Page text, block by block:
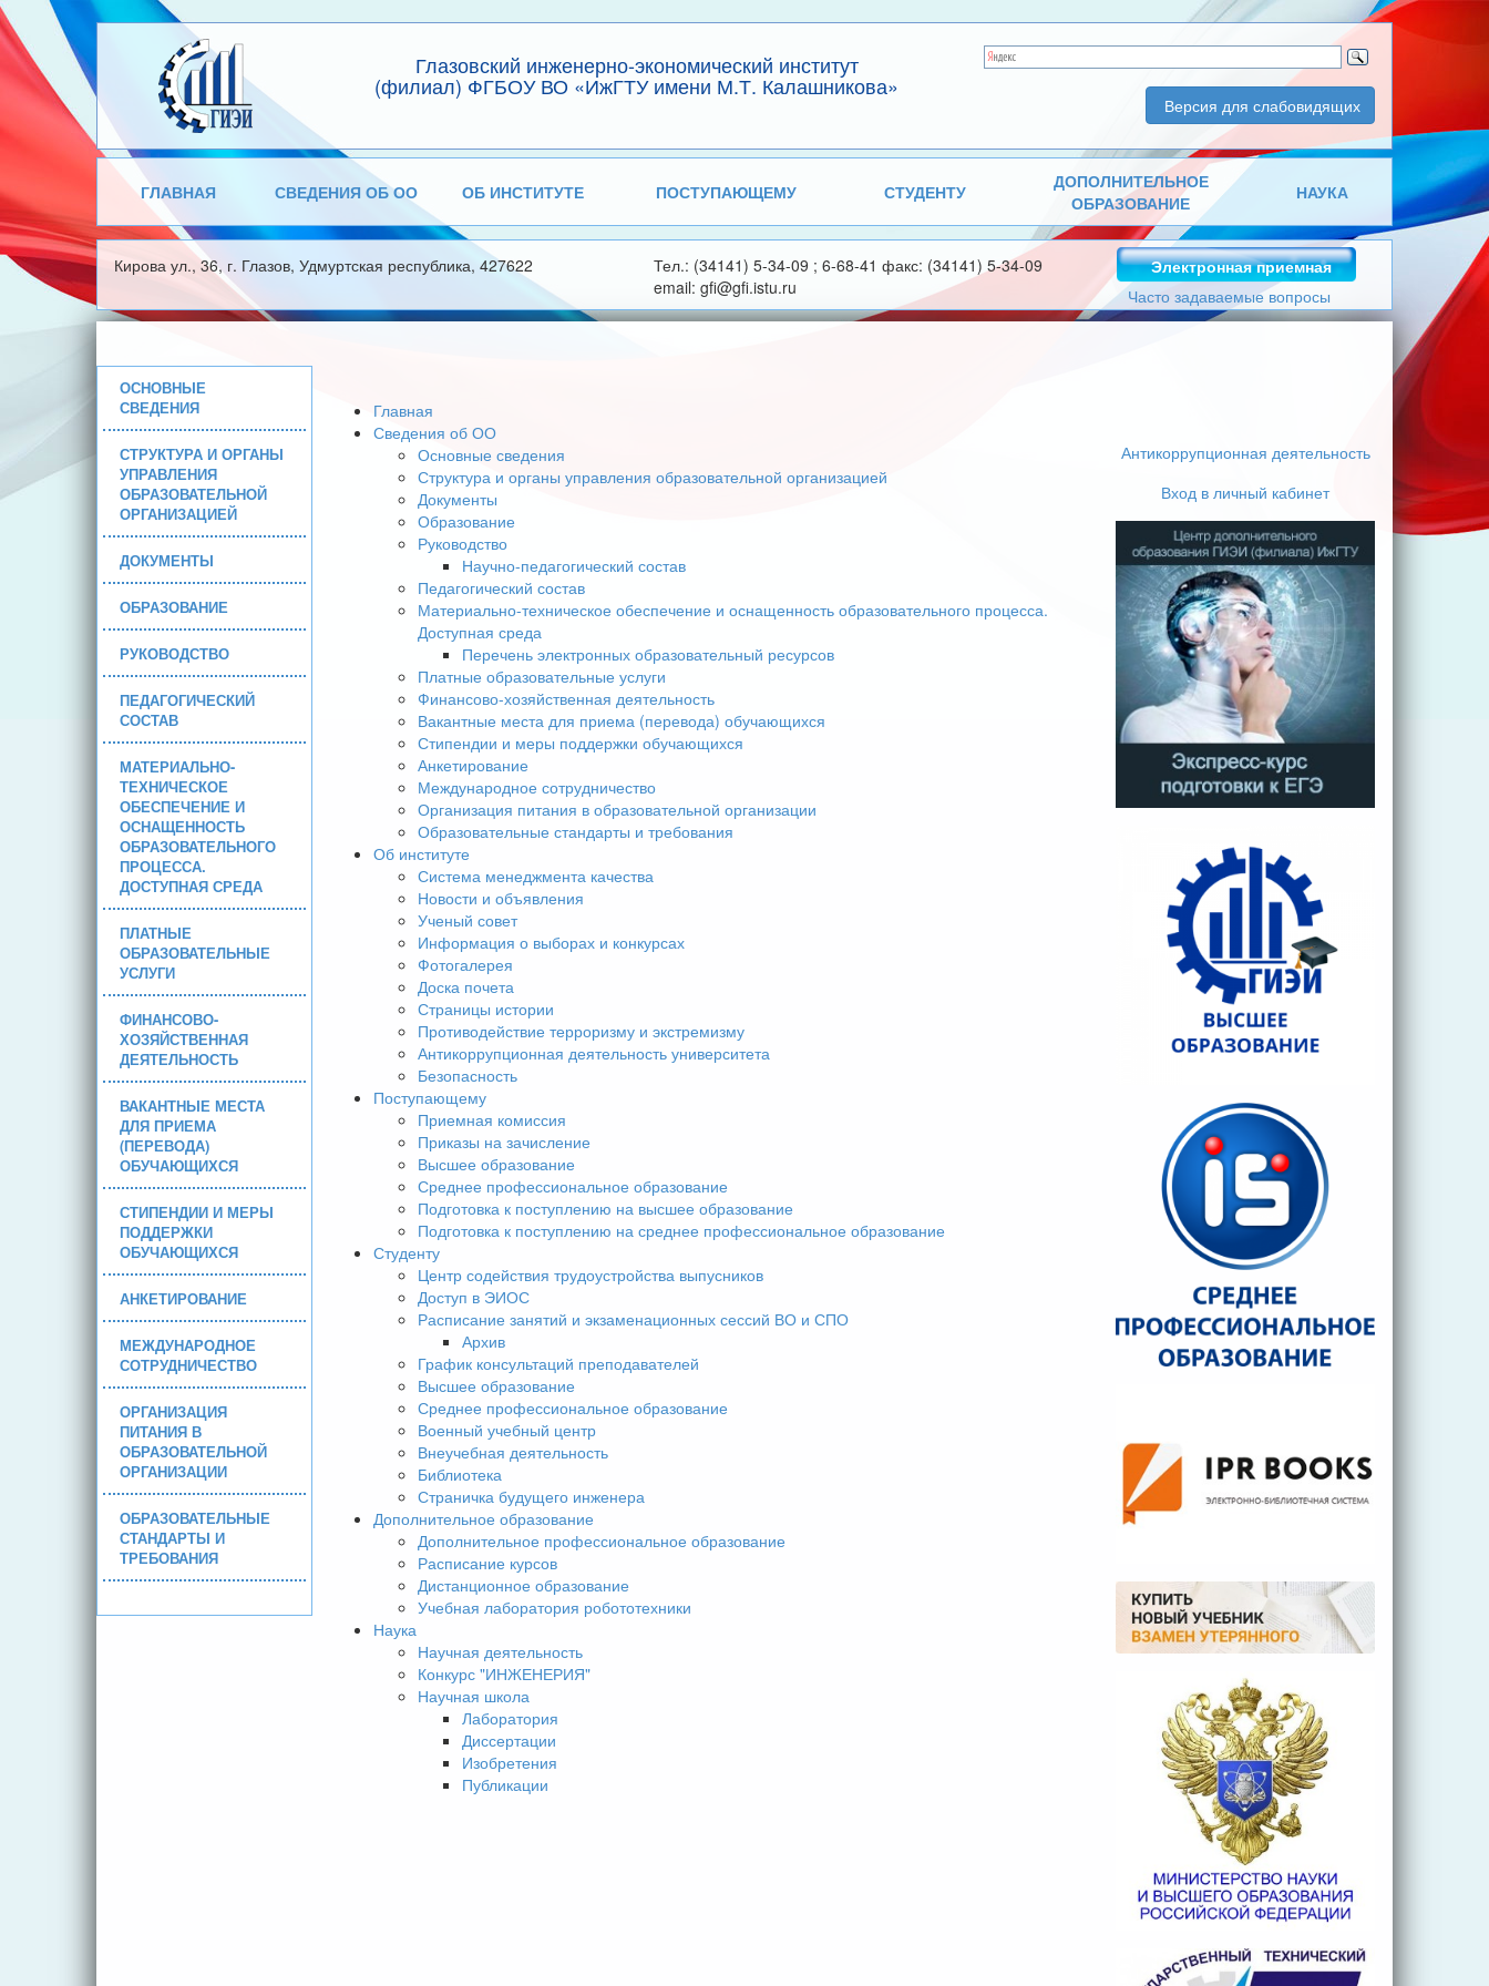
Глазовский инженерно-экономический институт
(филиал) ФГБОУ ВО «ИжГТУ имени М.Т. Калашникова»
Версия для слабовидящих
ГЛАВНАЯ СВЕДЕНИЯ ОБ ОО ОБ ИНСТИТУТЕ ПОСТУПАЮЩЕМУ СТУДЕНТУ
ДОПОЛНИТЕЛЬНОЕ
ОБРАЗОВАНИЕ
НАУКА
Кирова ул., 36, г. Глазов, Удмуртская республика, 427622
Тел.: (34141) 5-34-09 ; 6-68-41 факс: (34141) 5-34-09
email: gfi@gfi.istu.ru
Электронная приемная
Часто задаваемые вопросы
ОСНОВНЫЕ
СВЕДЕНИЯ
СТРУКТУРА И ОРГАНЫ
УПРАВЛЕНИЯ
ОБРАЗОВАТЕЛЬНОЙ
ОРГАНИЗАЦИЕЙ
ДОКУМЕНТЫ
ОБРАЗОВАНИЕ
РУКОВОДСТВО
ПЕДАГОГИЧЕСКИЙ
СОСТАВ
МАТЕРИАЛЬНО-
ТЕХНИЧЕСКОЕ
ОБЕСПЕЧЕНИЕ И
ОСНАЩЕННОСТЬ
ОБРАЗОВАТЕЛЬНОГО
ПРОЦЕССА.
ДОСТУПНАЯ СРЕДА
ПЛАТНЫЕ
ОБРАЗОВАТЕЛЬНЫЕ
УСЛУГИ
ФИНАНСОВО-
ХОЗЯЙСТВЕННАЯ
ДЕЯТЕЛЬНОСТЬ
ВАКАНТНЫЕ МЕСТА
ДЛЯ ПРИЕМА
(ПЕРЕВОДА)
ОБУЧАЮЩИХСЯ
СТИПЕНДИИ И МЕРЫ
ПОДДЕРЖКИ
ОБУЧАЮЩИХСЯ
АНКЕТИРОВАНИЕ
МЕЖДУНАРОДНОЕ
СОТРУДНИЧЕСТВО
ОРГАНИЗАЦИЯ
ПИТАНИЯ В
ОБРАЗОВАТЕЛЬНОЙ
ОРГАНИЗАЦИИ
ОБРАЗОВАТЕЛЬНЫЕ
СТАНДАРТЫ И
ТРЕБОВАНИЯ
Главная
Сведения об ОО
Основные сведения
Структура и органы управления образовательной организацией
Документы
Образование
Руководство
Научно-педагогический состав
Педагогический состав
Материально-техническое обеспечение и оснащенность образовательного процесса.
Доступная среда
Перечень электронных образовательный ресурсов
Платные образовательные услуги
Финансово-хозяйственная деятельность
Вакантные места для приема (перевода) обучающихся
Стипендии и меры поддержки обучающихся
Анкетирование
Международное сотрудничество
Организация питания в образовательной организации
Образовательные стандарты и требования
Об институте
Система менеджмента качества
Новости и объявления
Ученый совет
Информация о выборах и конкурсах
Фотогалерея
Доска почета
Страницы истории
Противодействие терроризму и экстремизму
Антикоррупционная деятельность университета
Безопасность
Поступающему
Приемная комиссия
Приказы на зачисление
Высшее образование
Среднее профессиональное образование
Подготовка к поступлению на высшее образование
Подготовка к поступлению на среднее профессиональное образование
Студенту
Центр содействия трудоустройства выпусников
Доступ в ЭИОС
Расписание занятий и экзаменационных сессий ВО и СПО
Архив
График консультаций преподавателей
Высшее образование
Среднее профессиональное образование
Военный учебный центр
Внеучебная деятельность
Библиотека
Страничка будущего инженера
Дополнительное образование
Дополнительное профессиональное образование
Расписание курсов
Дистанционное образование
Учебная лаборатория робототехники
Наука
Научная деятельность
Конкурс "ИНЖЕНЕРИЯ"
Научная школа
Лаборатория
Диссертации
Изобретения
Публикации
Антикоррупционная деятельность
Вход в личный кабинет